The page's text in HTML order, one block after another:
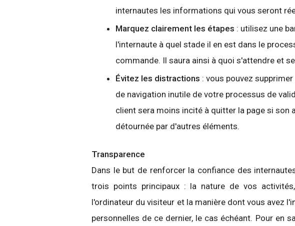
internautes les informations qui vous seront
Marquez clairement les étapes : utilisez une
l'internaute à quel stade il en est dans le
commande. Il saura ainsi à quoi s'attendre et
Évitez les distractions : vous pouvez
de navigation inutile de votre processus de
client sera moins incité à quitter la page si son
détournée par d'autres éléments.
Transparence
Dans le but de renforcer la confiance des
trois points principaux : la nature de vos
l'ordinateur du visiteur et la manière dont vous avez
personnelles de ce dernier, le cas échéant. Pour en